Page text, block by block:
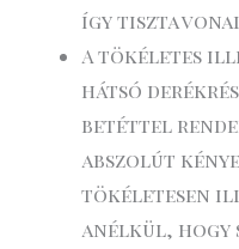
így tiszta
A tökéletes
hátsó
betéttel
abszolút
tökéletesen
anélkül, hogy